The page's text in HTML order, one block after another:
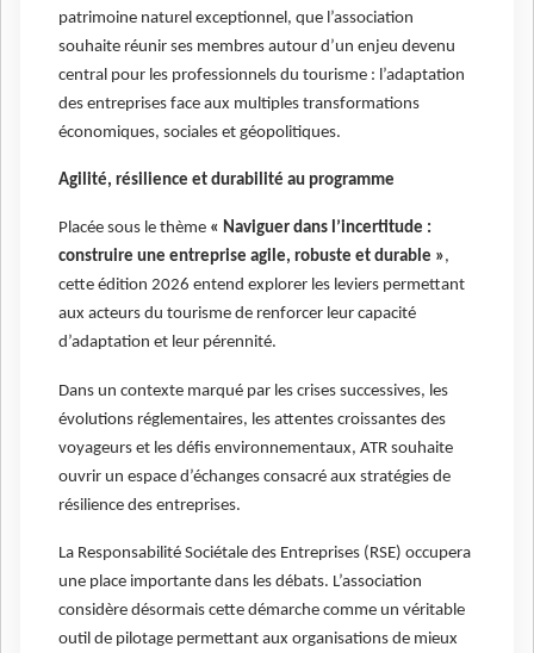
patrimoine naturel exceptionnel, que l’association
souhaite réunir ses membres autour d’un enjeu devenu
central pour les professionnels du tourisme : l’adaptation
des entreprises face aux multiples transformations
économiques, sociales et géopolitiques.
Agilité, résilience et durabilité au programme
Placée sous le thème « Naviguer dans l’incertitude :
construire une entreprise agile, robuste et durable »,
cette édition 2026 entend explorer les leviers permettant
aux acteurs du tourisme de renforcer leur capacité
d’adaptation et leur pérennité.
Dans un contexte marqué par les crises successives, les
évolutions réglementaires, les attentes croissantes des
voyageurs et les défis environnementaux, ATR souhaite
ouvrir un espace d’échanges consacré aux stratégies de
résilience des entreprises.
La Responsabilité Sociétale des Entreprises (RSE) occupera
une place importante dans les débats. L’association
considère désormais cette démarche comme un véritable
outil de pilotage permettant aux organisations de mieux